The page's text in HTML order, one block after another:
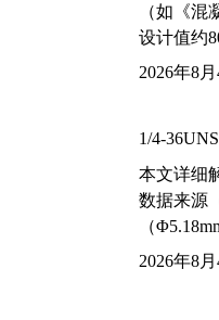
（如《
设计值约
2026年8月
1/4-
本文详细
数据来源
（
2026年8月